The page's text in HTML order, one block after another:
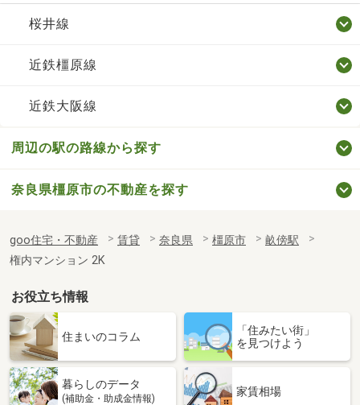
桜井線
近鉄橿原線
近鉄大阪線
周辺の駅の路線から探す
奈良県橿原市の不動産を探す
goo住宅・不動産 賃貸 奈良県 橿原市
畝傍駅
権内マンション 2K
お役立ち情報
住まいのコラム
「住みたい街」
を見つけよう
暮らしのデータ
(補助金・助成金情報)
家賃相場